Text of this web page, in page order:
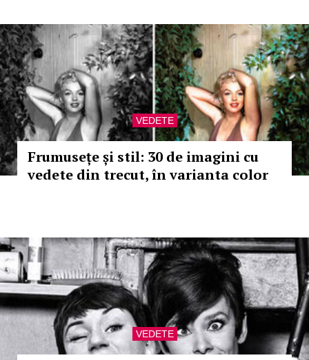
VEDETE
Frumusețe și stil: 30 de imagini cu
vedete din trecut, în varianta color
VEDETE